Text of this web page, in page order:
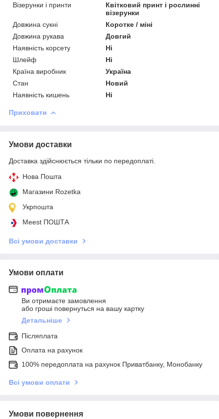
Візерунки і принти
Квітковий принт і рослинні
візерунки
Довжина сукні
Коротке / міні
Довжина рукава
Довгий
Наявність корсету
Ні
Шлейф
Ні
Країна виробник
Україна
Стан
Новий
Наявність кишень
Ні
Приховати
Умови доставки
Доставка здійснюється тільки по передоплаті.
Нова Пошта
Магазини Rozetka
Укрпошта
Meest ПОШТА
Всі умови доставки
Умови оплати
Ви отримаєте замовлення
або гроші повернуться на вашу картку
Детальніше
Післяплата
Оплата на рахунок
100% передоплата на рахунок Приватбанку, Монобанку
Всі умови оплати
Умови повернення